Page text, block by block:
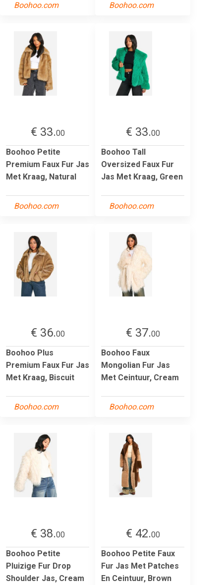
Boohoo.com Boohoo.com
€ 33.00
Boohoo Petite
Premium Faux Fur Jas
Met Kraag, Natural
Boohoo.com
€ 33.00
Boohoo Tall
Oversized Faux Fur
Jas Met Kraag, Green
Boohoo.com
€ 36.00
Boohoo Plus
Premium Faux Fur Jas
Met Kraag, Biscuit
Boohoo.com
€ 37.00
Boohoo Faux
Mongolian Fur Jas
Met Ceintuur, Cream
Boohoo.com
€ 38.00
Boohoo Petite
Pluizige Fur Drop
Shoulder Jas, Cream
€ 42.00
Boohoo Petite Faux
Fur Jas Met Patches
En Ceintuur, Brown